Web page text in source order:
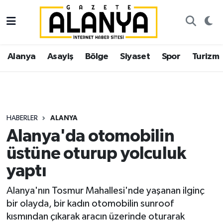
Alanya Asayiş Bölge Siyaset Spor Turizm
HABERLER ALANYA
Alanya'da otomobilin
üstüne oturup yolculuk
yaptı
Alanya'nın Tosmur Mahallesi'nde yaşanan ilginç
bir olayda, bir kadın otomobilin sunroof
kısmından çıkarak aracın üzerinde oturarak
Alanya
Asayiş
Siyaset
Spor
Turizm
Ekonomi
Gazipaşa
İstanbul Nöbetçi Eczaneler
İstanbul Hava Durumu
Süper Lig Puan Durumu ve Fikstür
Tüm Manşetler
Son Dakika Haberleri
Haber Arşivi